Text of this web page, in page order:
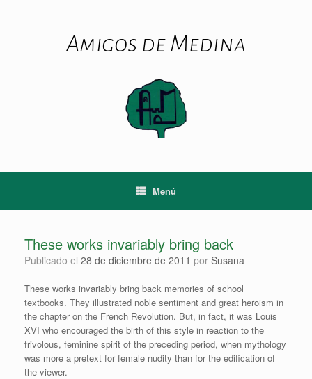
Amigos de Medina
Menú
These works invariably bring back
Publicado el 28 de diciembre de 2011 por Susana
These works invariably bring back memories of school
textbooks. They illustrated noble sentiment and great heroism in
the chapter on the French Revolution. But, in fact, it was Louis
XVI who encouraged the birth of this style in reaction to the
frivolous, feminine spirit of the preceding period, when mythology
was more a pretext for female nudity than for the edification of
the viewer.